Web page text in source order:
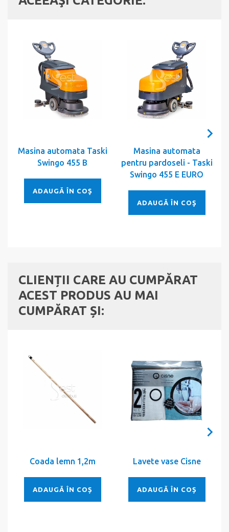
Masina automata Taski
Swingo 455 B
ADAUGĂ ÎN COŞ
Masina automata
pentru pardoseli - Taski
Swingo 455 E EURO
ADAUGĂ ÎN COŞ
CLIENȚII CARE AU CUMPĂRAT
ACEST PRODUS AU MAI
CUMPĂRAT ȘI:
Coada lemn 1,2m
ADAUGĂ ÎN COȘ
Lavete vase Cisne
ADAUGĂ ÎN COȘ